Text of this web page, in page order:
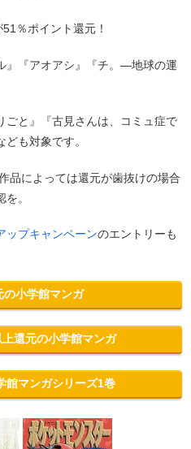
％ポイント還元！
』『アオアシ』『チ。―地球の運
ごと』『古見さんは、コミュ症で
も対象です。
品によっては還元が歯抜けの場合
。
ップキャンペーンのエントリーも
の小学館マンガ
還元の小学館マンガ
館マンガシリーズ1巻